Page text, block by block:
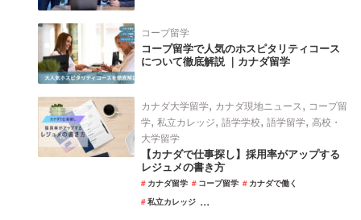
コープ留学
コープ留学で人気のホスピタリティコース
について徹底解説 ｜カナダ留学
カナダ大学留学, カナダ現地ニュース, コープ留
学, 私立カレッジ, 語学学校, 語学留学, 高校・
大学留学
【カナダで仕事探し】採用率がアップする
レジュメの書き方
カナダ留学 コープ留学
カナダで働く
私立カレッジ ...